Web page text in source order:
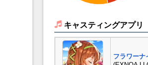
キャスティングアプリ
フラワーナ